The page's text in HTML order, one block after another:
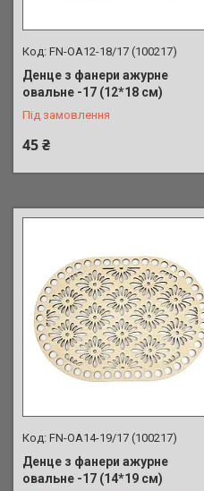
FN-OA12-18/17 (100217)
Денце з фанери ажурне
овальне -17 (12*18 см)
Під замовлення
45 ₴
FN-OA14-19/17 (100217)
Денце з фанери ажурне
овальне -17 (14*19 см)